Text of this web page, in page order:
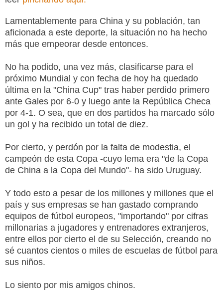
Lamentablemente para China y su población, tan
aficionada a este deporte, la situación no ha hecho
más que empeorar desde entonces.
No ha podido, una vez más, clasificarse para el
próximo Mundial y con fecha de hoy ha quedado
última en la "China Cup" tras haber perdido primero
ante Gales por 6-0 y luego ante la República Checa
por 4-1. O sea, que en dos partidos ha marcado sólo
un gol y ha recibido un total de diez.
Por cierto, y perdón por la falta de modestia, el
campeón de esta Copa -cuyo lema era "de la Copa
de China a la Copa del Mundo"- ha sido Uruguay.
Y todo esto a pesar de los millones y millones que el
país y sus empresas se han gastado comprando
equipos de fútbol europeos, "importando" por cifras
millonarias a jugadores y entrenadores extranjeros,
entre ellos por cierto el de su Selección, creando no
sé cuantos cientos o miles de escuelas de fútbol para
sus niños.
Lo siento por mis amigos chinos.